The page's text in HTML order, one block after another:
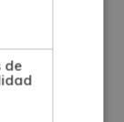
suficientemente,
o email):
de